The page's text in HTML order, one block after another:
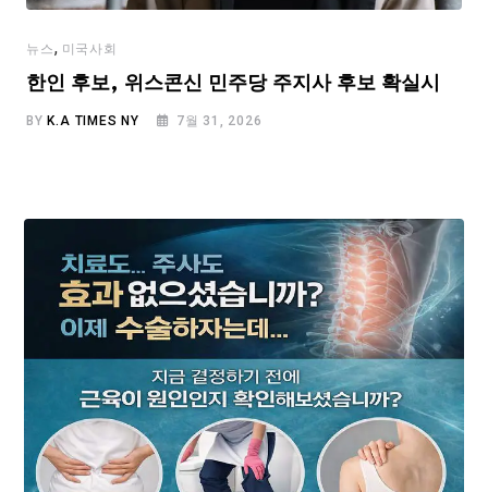
뉴스, 미국사회
한인 후보, 위스콘신 민주당 주지사 후보 확실시
BY K.A TIMES NY 7월 31, 2026